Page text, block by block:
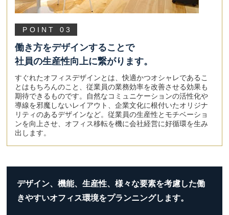
POINT 03
働き方をデザインすることで
社員の生産性向上に繋がります。
すぐれたオフィスデザインとは、快適かつオシャレであるこ
とはもちろんのこと、従業員の業務効率を改善させる効果も
期待できるものです。自然なコミュニケーションの活性化や
導線を邪魔しないレイアウト、企業文化に根付いたオリジナ
リティのあるデザインなど。従業員の生産性とモチベーショ
ンを向上させ、オフィス移転を機に会社経営に好循環を生み
出します。
デザイン、機能、生産性、様々な要素を考慮した働
きやすいオフィス環境をプランニングします。